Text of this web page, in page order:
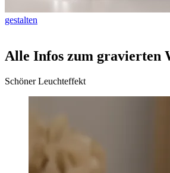
gestalten
Alle Infos zum gravierten
Schöner Leuchteffekt